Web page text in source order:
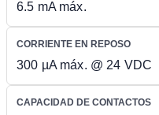
6.5 mA máx.
CORRIENTE EN REPOSO
300 µA máx. @ 24 VDC
CAPACIDAD DE CONTACTOS